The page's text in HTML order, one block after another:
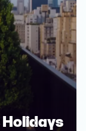
Download
Download
Download
Download